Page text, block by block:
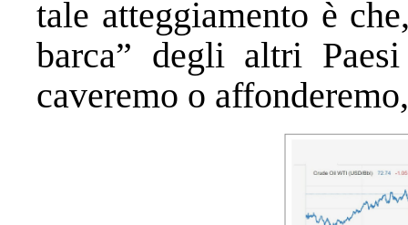
tale atteggiamento è
barca” degli altri
caveremo o